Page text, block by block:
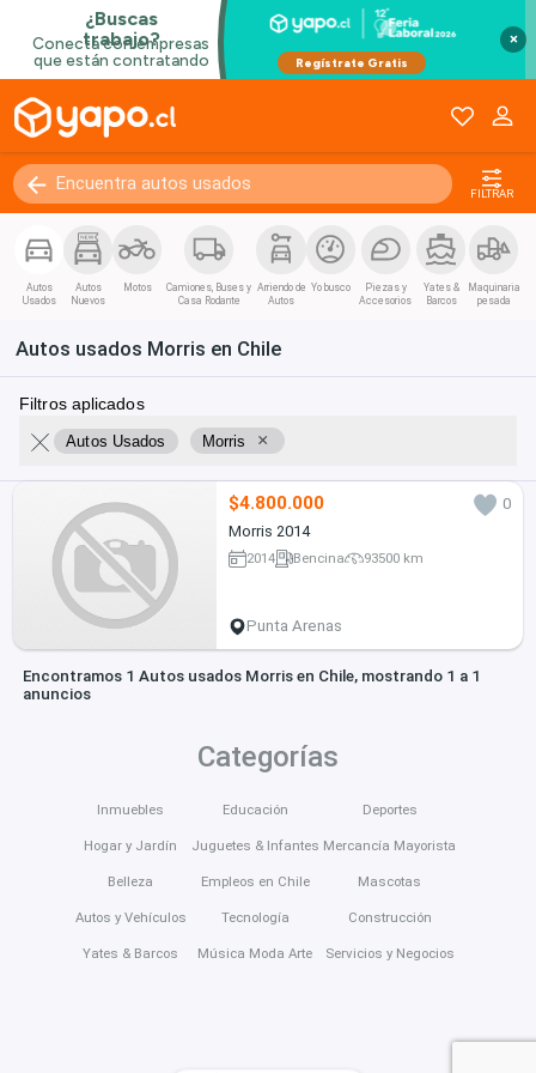
×
FILTRAR
Autos
Usados
Autos
Nuevos
Motos
Camiones, Buses y
Casa Rodante
Arriendo de
Autos
Yo busco
Piezas y
Accesorios
Yates &
Barcos
Maquinaria
pesada
Autos usados Morris en Chile
Filtros aplicados
Autos Usados Morris ×
$4.800.000
0
Morris 2014
2014 Bencina 93500 km
Punta Arenas
Encontramos 1 Autos usados Morris en Chile, mostrando 1 a 1
anuncios
Categorías
Inmuebles
Hogar y Jardín
Belleza
Autos y Vehículos
Yates & Barcos
Educación
Juguetes & Infantes
Empleos en Chile
Tecnología
Música Moda Arte
Deportes
Mercancía Mayorista
Mascotas
Construcción
Servicios y Negocios
Van / Coaster / Busito Pánel
Kilómetros 0 - 250000+